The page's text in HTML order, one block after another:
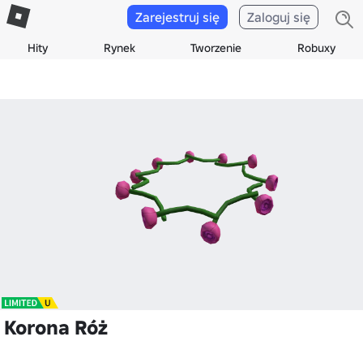
Hity Rynek Tworzenie Robuxy
Zarejestruj się Zaloguj się
Korona Róż